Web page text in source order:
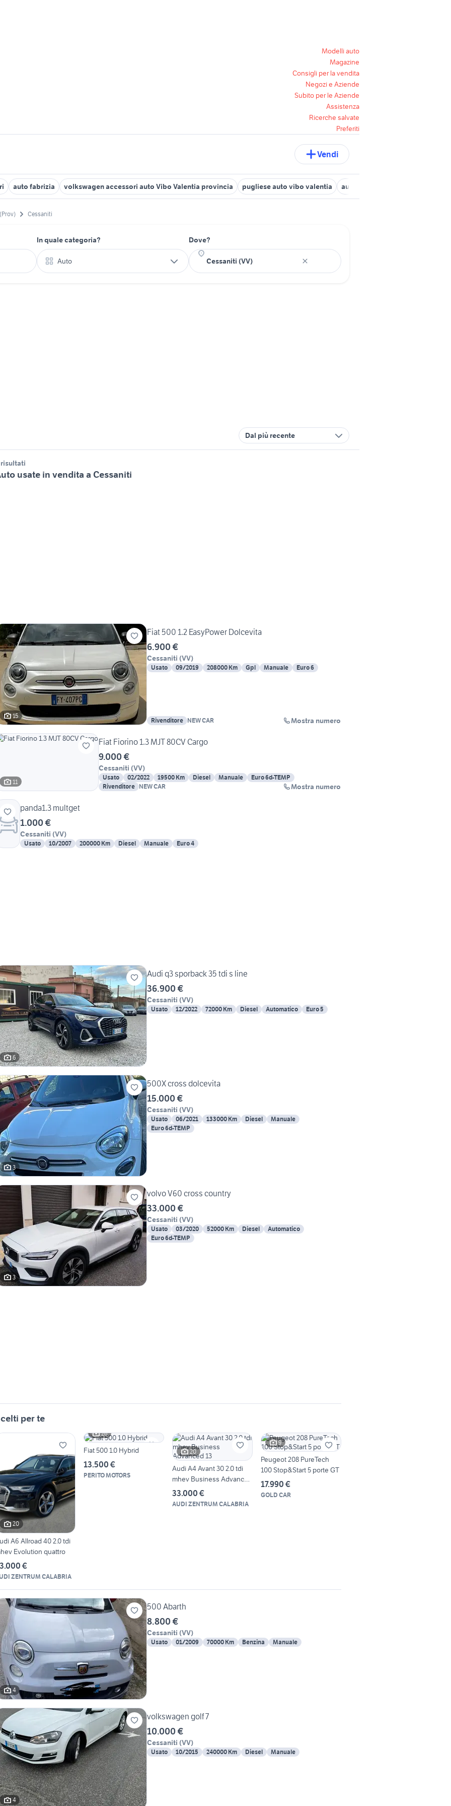
Modelli auto
Magazine
Consigli per la vendita
Negozi e Aziende
Subito per le Aziende
Assistenza
Ricerche salvate
Preferiti
Vendi
auto fabrizia volkswagen accessori auto Vibo Valentia provincia pugliese auto vibo valentia auto rombiolo
Cessaniti
In quale categoria?
Auto
Dove?
Dal più recente
usate in vendita a Cessaniti
15
Fiat 500 1.2 EasyPower Dolcevita
6.900 €
Cessaniti (VV)
Usato 09/2019 208000 Km Gpl Manuale Euro 6
Rivenditore NEW CAR Mostra numero
11
Fiat Fiorino 1.3 MJT 80CV Cargo
9.000 €
Cessaniti (VV)
Usato 02/2022 19500 Km Diesel Manuale
Euro 6d-TEMP
Rivenditore NEW CAR Mostra numero
panda1.3 multget
1.000 €
Cessaniti (VV)
Usato 10/2007 200000 Km Diesel Manuale Euro 4
6
Audi q3 sporback 35 tdi s line
36.900 €
Cessaniti (VV)
Usato 12/2022 72000 Km Diesel Automatico Euro 5
3
500X cross dolcevita
15.000 €
Cessaniti (VV)
Usato 06/2021 133000 Km Diesel
Manuale
Euro 6d-TEMP
3
volvo V60 cross country
33.000 €
Cessaniti (VV)
Usato 03/2020 52000 Km Diesel
Automatico
Euro 6d-TEMP
per te
20
A6 Allroad 40 2.0 tdi
Evolution quattro
€
ZENTRUM CALABRIA
26
Fiat 500 1.0 Hybrid
13.500 €
PERITO MOTORS
20
Audi A4 Avant 30 2.0 tdi
mhev Business Advanced
13
33.000 €
AUDI ZENTRUM CALABRIA
9
Peugeot 208 PureTech
100 Stop&Start 5 porte GT
17.990 €
GOLD CAR
4
500 Abarth
8.800 €
Cessaniti (VV)
Usato 01/2009 70000 Km Benzina Manuale
4
volkswagen golf 7
10.000 €
Cessaniti (VV)
Usato 10/2015 240000 Km Diesel Manuale